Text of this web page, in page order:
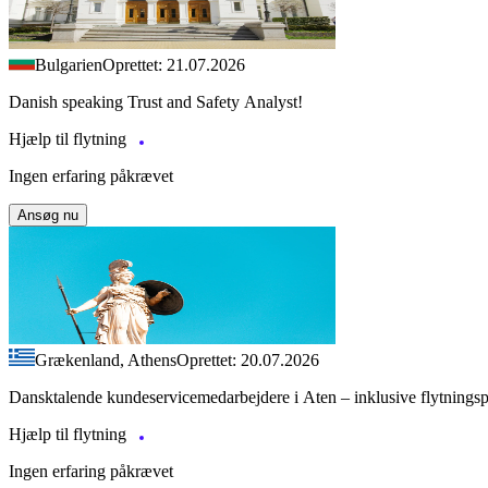
BulgarienOprettet: 21.07.2026
Danish speaking Trust and Safety Analyst!
Hjælp til flytning
Ingen erfaring påkrævet
Ansøg nu
Grækenland, AthensOprettet: 20.07.2026
Dansktalende kundeservicemedarbejdere i Aten – inklusive
Hjælp til flytning
Ingen erfaring påkrævet